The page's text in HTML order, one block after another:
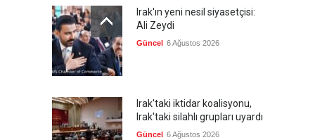
Irak'ın yeni nesil siyasetçisi:
Ali Zeydi
Güncel 6 Ağustos 2026
Irak'taki iktidar koalisyonu,
Irak'taki silahlı grupları uyardı
Güncel 6 Ağustos 2026